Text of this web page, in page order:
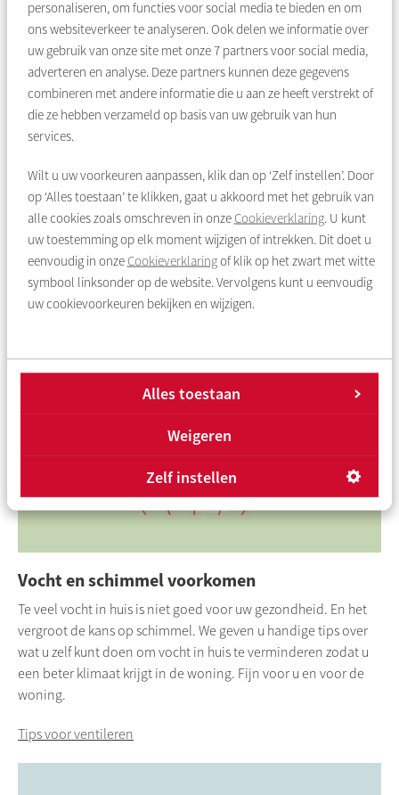
personaliseren, om functies voor social media te bieden en om
ons websiteverkeer te analyseren. Ook delen we informatie over
uw gebruik van onze site met onze7 partners voor social media,
adverteren en analyse. Deze partners kunnen deze gegevens
combineren met andere informatie die u aan ze heeft verstrekt of
die ze hebben verzameld op basis van uw gebruik van hun
services.
Wilt u uw voorkeuren aanpassen, klik dan op ‘Zelf instellen’. Door
op ‘Alles toestaan’ te klikken, gaat u akkoord met het gebruik van
alle cookies zoals omschreven in onze Cookieverklaring. U kunt
uw toestemming op elk moment wijzigen of intrekken. Dit doet u
eenvoudig in onze Cookieverklaringof klik op het zwart met witte
symbool linksonder op de website. Vervolgens kunt u eenvoudig
uw cookievoorkeuren bekijken en wijzigen.
Alles toestaan
Weigeren
Zelf instellen
Dit kunt u beter niet doen
Veel mensen zoeken goedkope alternatieven om er deze
winter warm bij te zitten. Soms levert dat creatieve
oplossingen op. Maar niet elk idee is even verstandig.
Lees hier wat u beter niet kunt doen
Vocht en schimmel voorkomen
Te veel vocht in huis is niet goed voor uw gezondheid. En het
vergroot de kans op schimmel. We geven u handige tips over
wat u zelf kunt doen om vocht in huis te verminderen zodat u
een beter klimaat krijgt in de woning. Fijn voor u en voor de
woning.
Tips voor ventileren